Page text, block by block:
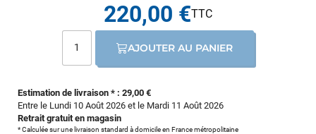
Estimation de livraison * : 29,00 €
Entre le Lundi 10 Août 2026 et le Mardi 11 Août 2026
Retrait gratuit en magasin
* Calculée sur une livraison standard à domicile en France métropolitaine
220,00 €
AJOUTER AU PANIER